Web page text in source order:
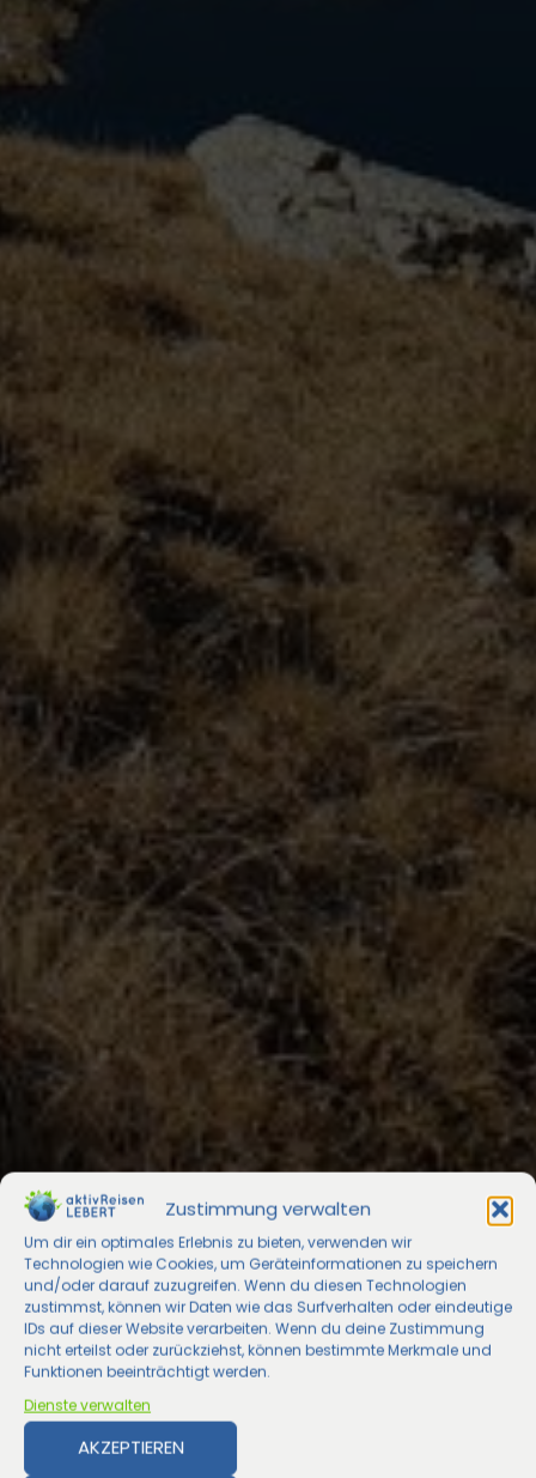
Zustimmung verwalten
Um dir ein optimales Erlebnis zu bieten, verwenden wir
Technologien wie Cookies, um Geräteinformationen zu speichern
und/oder darauf zuzugreifen. Wenn du diesen Technologien
zustimmst, können wir Daten wie das Surfverhalten oder eindeutige
IDs auf dieser Website verarbeiten. Wenn du deine Zustimmung
nicht erteilst oder zurückziehst, können bestimmte Merkmale und
Funktionen beeinträchtigt werden.
Dienste verwalten
AKZEPTIEREN